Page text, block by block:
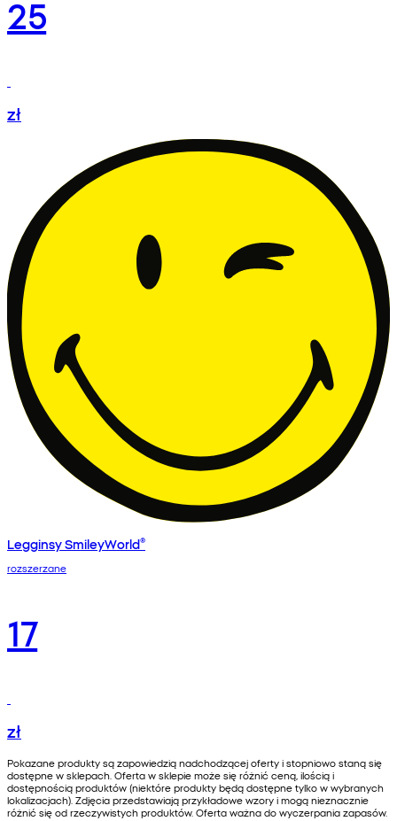
25
zł
Legginsy SmileyWorld®
rozszerzane
17
zł
Pokazane produkty są zapowiedzią nadchodzącej oferty i stopniowo staną się
dostępne w sklepach. Oferta w sklepie może się różnić ceną, ilością i
dostępnością produktów (niektóre produkty będą dostępne tylko w wybranych
lokalizacjach). Zdjęcia przedstawiają przykładowe wzory i mogą nieznacznie
różnić się od rzeczywistych produktów. Oferta ważna do wyczerpania zapasów.